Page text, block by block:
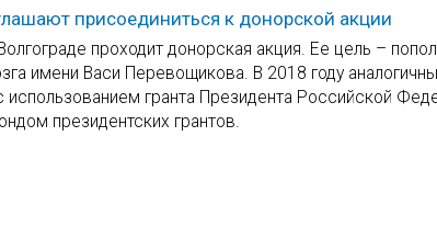
присоединиться к донорской акции
проходит донорская акция. Ее цель –
имени Васи Перевощикова. В 2018 году
использованием гранта Президента Российской
президентских грантов.